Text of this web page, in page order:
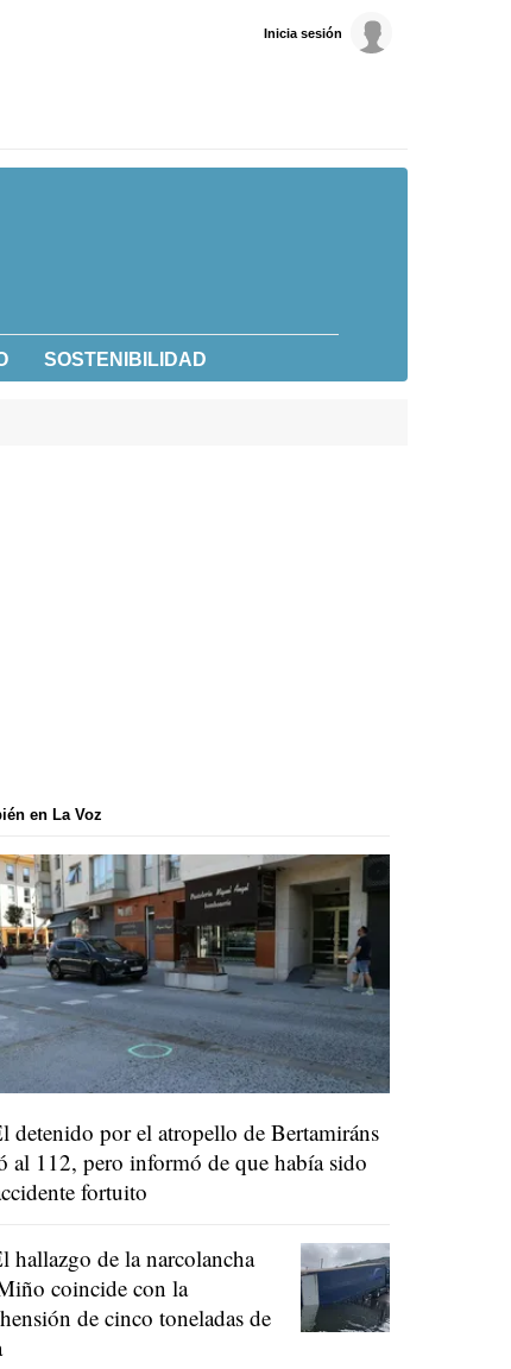
Inicia sesión
SOSTENIBILIDAD
en La Voz
detenido por el atropello de Bertamiráns
al 112, pero informó de que había sido
fortuito
hallazgo de la narcolancha
coincide con la
de cinco toneladas de